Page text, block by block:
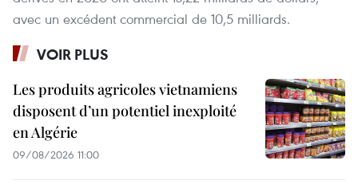
avec un excédent commercial de 10,5 milliards. ​
VOIR PLUS
Les produits agricoles vietnamiens
disposent d’un potentiel inexploité
en Algérie
09/08/2026 11:00